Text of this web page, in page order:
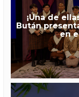
¡Una de
Bután
en